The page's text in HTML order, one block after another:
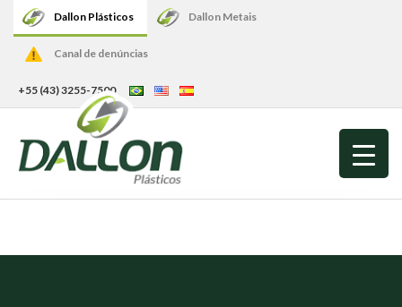
Dallon Plásticos Dallon Metais
Canal de denúncias
+55 (43) 3255-7500